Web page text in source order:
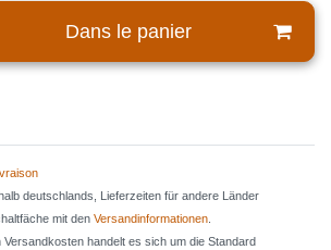
Dans le panier
deutschlands, Lieferzeiten für andere Länder
mit den Versandinformationen
handelt es sich um die Standard